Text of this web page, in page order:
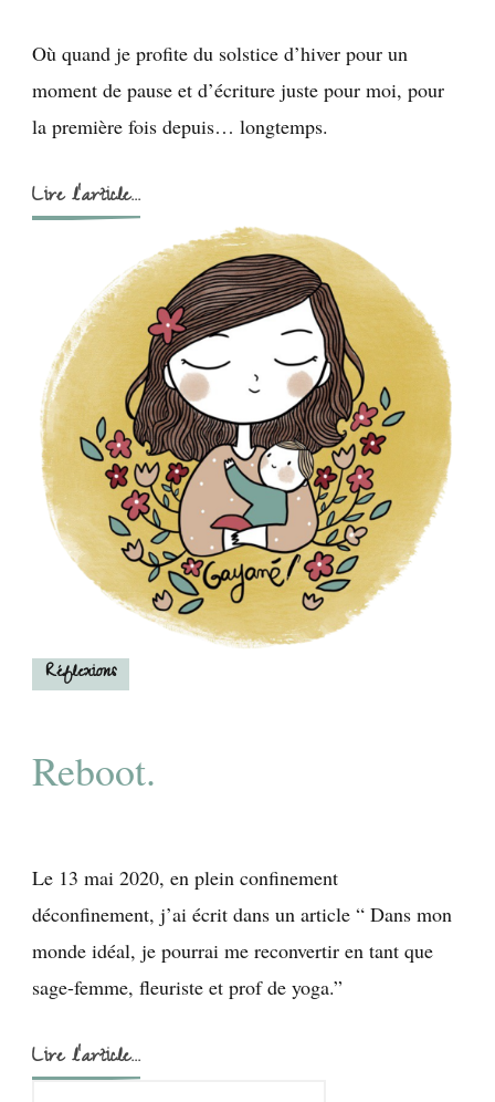
Où quand je profite du solstice d’hiver pour un
moment de pause et d’écriture juste pour moi, pour
la première fois depuis… longtemps.
Lire l'article...
Réflexions
Reboot.
Le 13 mai 2020, en plein confinement
déconfinement, j’ai écrit dans un article “ Dans mon
monde idéal, je pourrai me reconvertir en tant que
sage-femme, fleuriste et prof de yoga.”
Lire l'article...